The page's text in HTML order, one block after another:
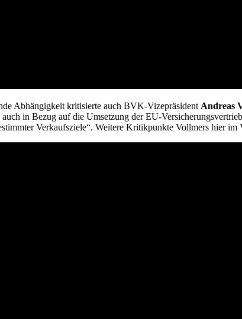
Abhängigkeit kritisierte auch BVK-VizepräsidentAndreas
auch in Bezug auf die Umsetzung der EU-
Verkaufsziele“. Weitere Kritikpunkte Vollmers hier im